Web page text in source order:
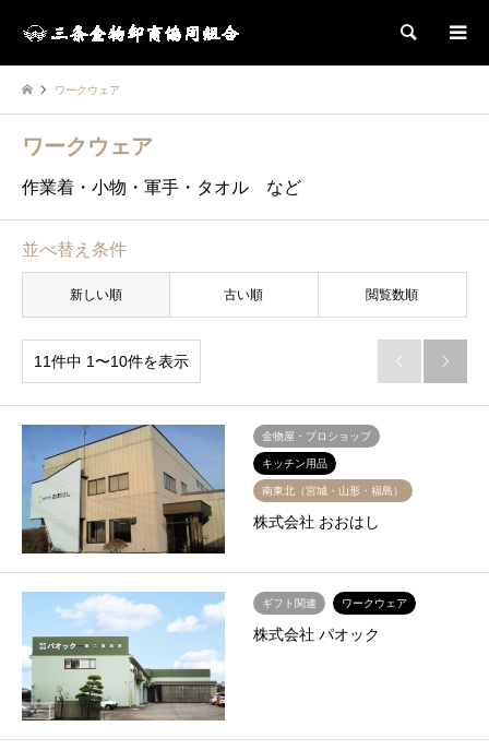
検索
ワークウェア
ワークウェア
作業着・小物・軍手・タオル など
並べ替え条件
新しい順 古い順 閲覧数順
11件中 1〜10件を表示  
金物屋・プロショップ
キッチン用品
南東北（宮城・山形・福島）
株式会社 おおはし
ギフト関連 ワークウェア
株式会社 パオック